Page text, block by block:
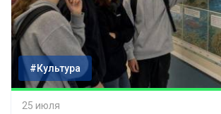
#Культура
25 июля